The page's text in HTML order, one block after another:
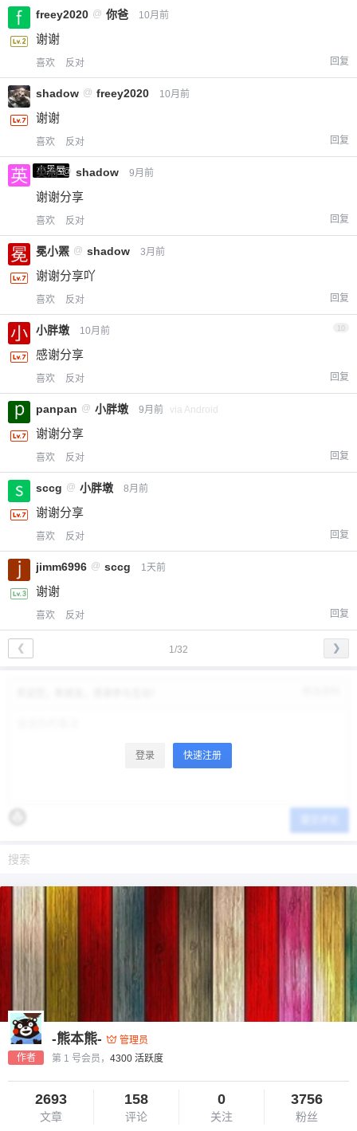
freey2020 @ 你爸 10月前
谢谢
喜欢 反对 回复
shadow @ freey2020 10月前
谢谢
喜欢 反对 回复
小黑屋
英治 @ shadow 9月前
谢谢分享
喜欢 反对 回复
冕小罴 @ shadow 3月前
谢谢分享吖
喜欢 反对 回复
小胖墩 10月前
感谢分享
喜欢 反对 回复
panpan @ 小胖墩 9月前 via Android
谢谢分享
喜欢 反对 回复
sccg @ 小胖墩 8月前
谢谢分享
喜欢 反对 回复
jimm6996 @ sccg 1天前
谢谢
喜欢 反对 回复
1/32
❮ ❯
登录 快速注册
作者
-熊本熊-
管理员
第 1 号会员， 4300 活跃度
2693
文章
158
评论
0
关注
3756
粉丝